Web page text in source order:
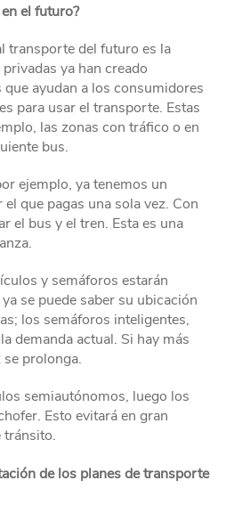
el futuro?
transporte del futuro es la
ya han creado
ayudan a los consumidores
para usar el transporte. Estas
las zonas con tráfico o en
bus.
ejemplo, ya tenemos un
que pagas una sola vez. Con
el bus y el tren. Esta es una
y semáforos estarán
se puede saber su ubicación
los semáforos inteligentes,
demanda actual. Si hay más
prolonga.
semiautónomos, luego los
Esto evitará en gran
tránsito.
de los planes de transporte